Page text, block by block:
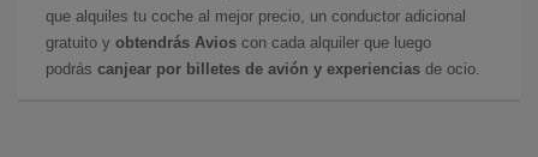
que alquiles tu coche al mejor precio, un conductor adicional
gratuito y obtendrás Avios con cada alquiler que luego
podrás canjear por billetes de avión y experiencias de ocio.